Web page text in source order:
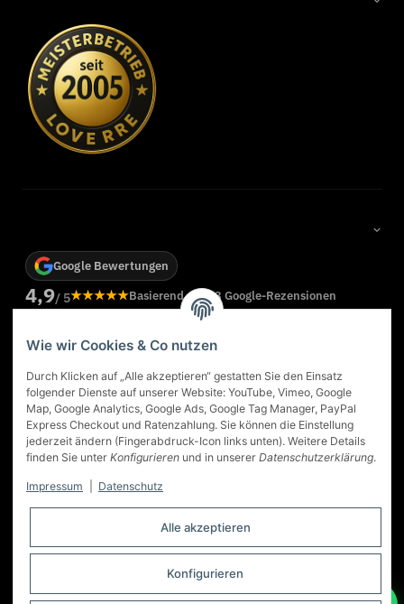
Wie wir Cookies & Co nutzen
Durch Klicken auf „Alle akzeptieren“ gestatten Sie den Einsatz
folgender Dienste auf unserer Website: YouTube, Vimeo, Google
Map, Google Analytics, Google Ads, Google Tag Manager, PayPal
Express Checkout und Ratenzahlung. Sie können die Einstellung
jederzeit ändern (Fingerabdruck-Icon links unten). Weitere Details
finden Sie unter Konfigurieren und in unserer Datenschutzerklärung.
Impressum Datenschutz
Alle akzeptieren
Konfigurieren
Google Bewertungen
4,9/ 5★★★★★Basierend auf 83 Google-Rezensionen
Weitere Rezensionen bei Google ansehen
Das Kaminstudio in Dortmund ist eine gute Adresse für ein
Ofen Kauf. Sehr gute Beratung. Der Ofen, der uns
empfohlen wurde, ist genau der richtige gewesen... wir
sind sehr zufrieden. Auch die Lieferung, Montage und
Einweisung hat super geklappt.